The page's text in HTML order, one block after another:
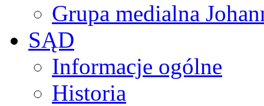
Grupa medialna
SĄD
Informacje ogólne
Historia